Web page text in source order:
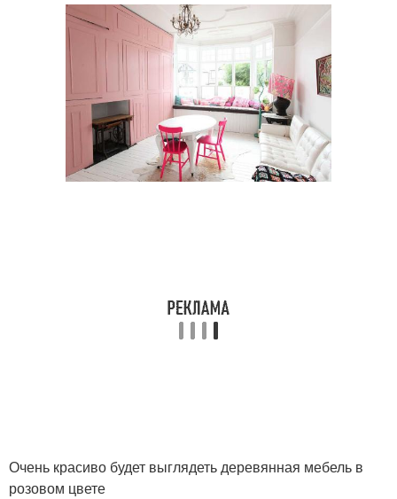
Очень красиво будет выглядеть деревянная мебель в
розовом цвете